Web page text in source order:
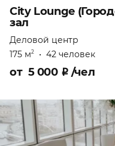
City Lounge
зал
Деловой центр
175 м2 • 42 человек
от 5 000 ₽ /чел